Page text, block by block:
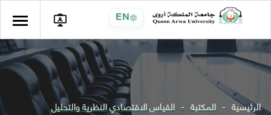
EN
الرئيسية المكتبة القياس الاقتصادي النظرية والتحليل